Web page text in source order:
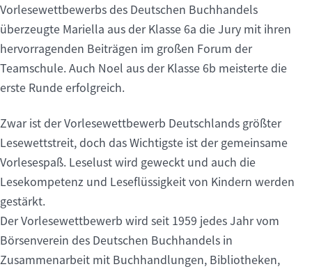
Vorlesewettbewerbs des Deutschen Buchhandels
überzeugte Mariella aus der Klasse 6a die Jury mit ihren
hervorragenden Beiträgen im großen Forum der
Teamschule. Auch Noel aus der Klasse 6b meisterte die
erste Runde erfolgreich.
Zwar ist der Vorlesewettbewerb Deutschlands größter
Lesewettstreit, doch das Wichtigste ist der gemeinsame
Vorlesespaß. Leselust wird geweckt und auch die
Lesekompetenz und Leseflüssigkeit von Kindern werden
gestärkt.
Der Vorlesewettbewerb wird seit 1959 jedes Jahr vom
Börsenverein des Deutschen Buchhandels in
Zusammenarbeit mit Buchhandlungen, Bibliotheken,